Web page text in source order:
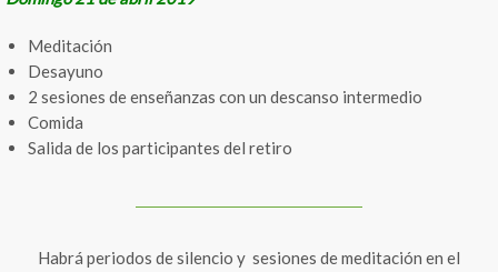
Meditación
Desayuno
2 sesiones de enseñanzas con un descanso intermedio
Comida
Salida de los participantes del retiro
Habrá periodos de silencio y sesiones de meditación en el